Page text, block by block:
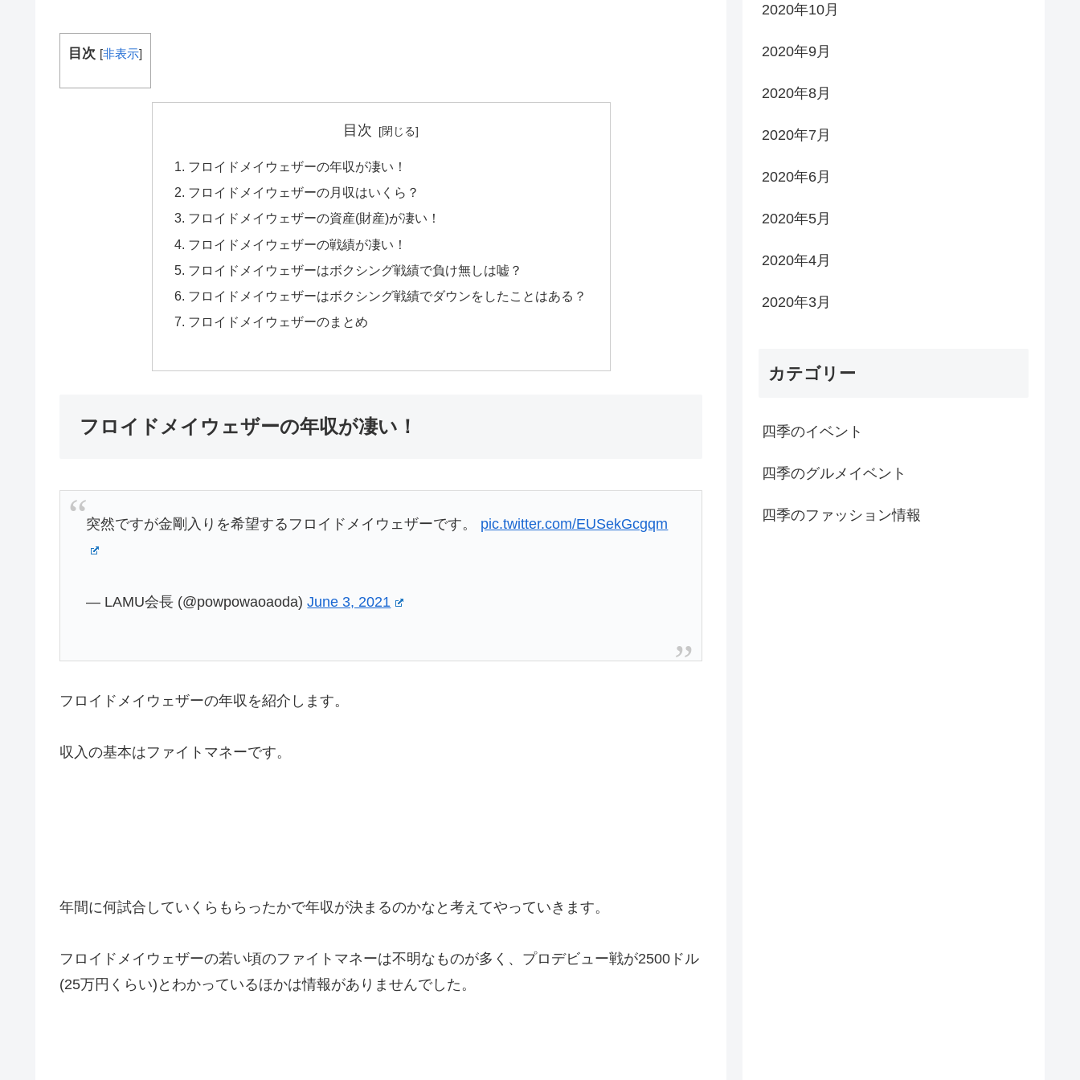
目次 [非表示]
目次
フロイドメイウェザーの年収が凄い！
フロイドメイウェザーの月収はいくら？
フロイドメイウェザーの資産(財産)が凄い！
フロイドメイウェザーの戦績が凄い！
フロイドメイウェザーはボクシング戦績で負け無しは嘘？
フロイドメイウェザーはボクシング戦績でダウンをしたことはある？
フロイドメイウェザーのまとめ
フロイドメイウェザーの年収が凄い！
突然ですが金剛入りを希望するフロイドメイウェザーです。 pic.twitter.com/EUSekGcgqm
— LAMU会長 (@powpowaoaoda)June 3, 2021
フロイドメイウェザーの年収を紹介します。
収入の基本はファイトマネーです。
年間に何試合していくらもらったかで年収が決まるのかなと考えてやっていきます。
フロイドメイウェザーの若い頃のファイトマネーは不明なものが多く、プロデビュー戦が2500ドル
(25万円くらい)とわかっているほかは情報がありませんでした。
2020年10月
2020年9月
2020年8月
2020年7月
2020年6月
2020年5月
2020年4月
2020年3月
カテゴリー
四季のイベント
四季のグルメイベント
四季のファッション情報